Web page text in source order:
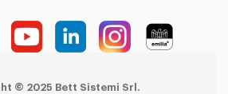
© 2025 Bett Sistemi Srl.